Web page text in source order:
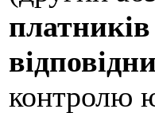
платників
контролю